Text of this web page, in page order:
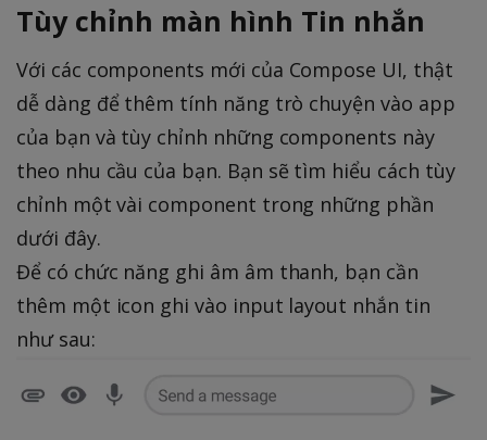
Tùy chỉnh màn hình Tin nhắn
Với các components mới của Compose UI, thật
dễ dàng để thêm tính năng trò chuyện vào app
của bạn và tùy chỉnh những components này
theo nhu cầu của bạn. Bạn sẽ tìm hiểu cách tùy
chỉnh một vài component trong những phần
dưới đây.
Để có chức năng ghi âm âm thanh, bạn cần
thêm một icon ghi vào input layout nhắn tin
như sau: